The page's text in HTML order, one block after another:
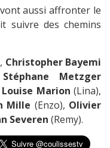
vont aussi affronter le
suivre des chemins
Christopher Bayemi
Stéphane Metzger
Louise Marion (Lina),
Mille (Enzo), Olivier
Severen (Remy).